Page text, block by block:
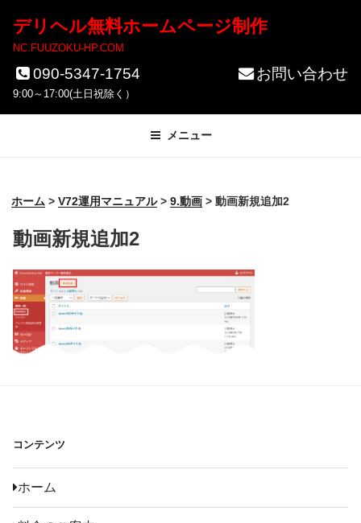
ツ
デリヘル無料ホームページ制作
NC.FUUZOKU-HP.COM
090-5347-1754
9:00～17:00(土日祝除く）
お問い合わせ
メニュー
ホーム > V72運用マニュアル> 9.動画 > 動画新規追加2
動画新規追加2
コンテンツ
ホーム